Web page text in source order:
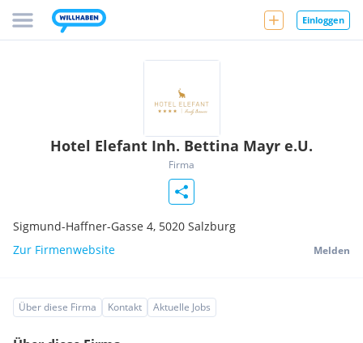
Einloggen
Hotel Elefant Inh. Bettina Mayr e.U.
Firma
Sigmund-Haffner-Gasse 4, 5020 Salzburg
Zur Firmenwebsite
Melden
Über diese Firma Kontakt Aktuelle Jobs